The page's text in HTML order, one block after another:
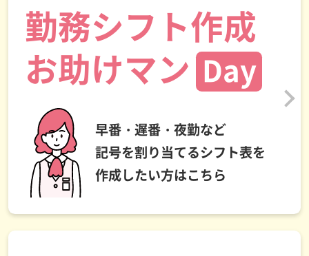
勤務シフト作成
お助けマン Day
早番・遅番・夜勤など
記号を割り当てるシフト表を
作成したい方はこちら